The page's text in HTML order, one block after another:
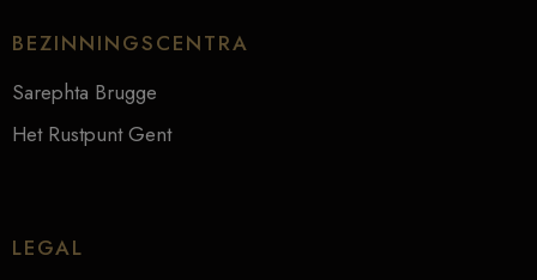
BEZINNINGSCENTRA
Sarephta Brugge
Het Rustpunt Gent
LEGAL